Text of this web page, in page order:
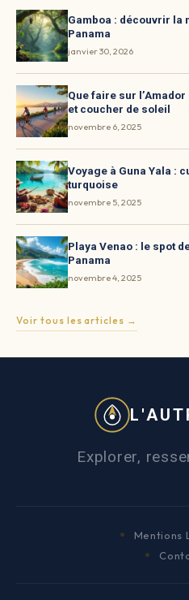
Gamboa : découvrir la
Panama
janvier 30, 2026
Que faire sur
et coucher de soleil
novembre 6, 2025
Voyage à Guna Yala :
turquoise
novembre 5, 2025
Playa Venao : le spot
Panama
novembre 4, 2025
Voir tous les articles →
Explorer,
Mentions